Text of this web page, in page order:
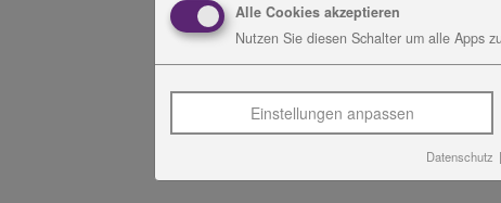
Alle Cookies akzeptieren
Nutzen Sie diesen Schalter um alle Apps
Einstellungen anpassen
Datenschutz |